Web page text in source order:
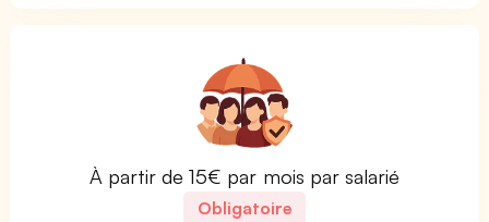
À partir de 15€ par mois par salarié
Obligatoire